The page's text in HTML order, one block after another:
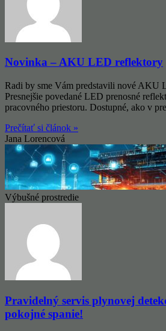
Novinka – AKU LED reflektory
Radi by sme Vám predstavili nové AKU
Presnejšie povedané LED prenosné
pracovného priestoru. Dostupné, ako v
Prečítať si článok »
Jana Lorencová
Výbušné prostredie
Pravidelný servis plynovej
pokojné spanie!